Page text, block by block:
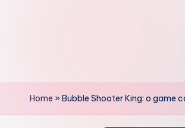
Home »Bubble Shooter King: o game